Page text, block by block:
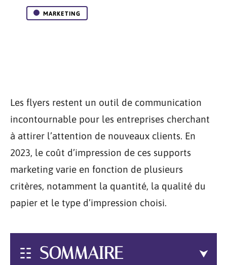
MARKETING
Les flyers restent un outil de communication
incontournable pour les entreprises cherchant
à attirer l’attention de nouveaux clients. En
2023, le coût d’impression de ces supports
marketing varie en fonction de plusieurs
critères, notamment la quantité, la qualité du
papier et le type d’impression choisi.
SOMMAIRE